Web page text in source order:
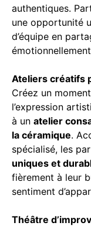
authentiques.
une opportunité
d’équipe en
Ateliers créatifs
Créez un
l’expression
à un atelier
la céramique.
spécialisé, les
uniques et
fièrement à leur
sentiment
Théâtre